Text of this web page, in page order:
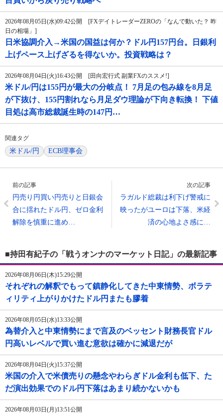
2026年08月05日(水)09:42公開 [FXデイトレーダーZEROの「なんで動いた？ 昨
日の相場」]
日米協調介入→米国の国益は何か？ドル円157円台。日銀利
上げペース上げざるを得ないか。投資戦略は？
2026年08月04日(火)16:43公開 [田向宏行式 副業FXのススメ!]
米ドル/円は155円が最大の分岐点！ 7月足の包み線を8月足
が下抜け、155円割れなら月足ダウ理論が下向き転換！ 下値
目処は高市総裁誕生時の147円…
関連タグ
米ドル/円 ECB理事会
前の記事
円売り円買い円売りと日銀会
合に揺れたドル円、ゼロ金利
解除を慎重に進め…
次の記事
ラガルド総裁は利下げ警戒に
映ったがユーロは下落、米経
済の心地よさ感に…
■持田有紀子の「戦うオンナのマーケット日記」の最新記事
2026年08月06日(木)15:29公開
それぞれの解釈でもって鎮静化してきた中東情勢、ボラテ
ィリティ上がりかけたドル円またも膠着
2026年08月05日(水)13:33公開
為替介入と中東情勢にまで言及のベッセント財務長官ドル
円高いレベルで買い進む意欲は確かに減退だが
2026年08月04日(火)15:37公開
米国の介入で米債売りの懸念やわらぎドル金利も低下、た
だ演出効果でのドル円下落はあまり続かないかも
2026年08月03日(月)13:51公開